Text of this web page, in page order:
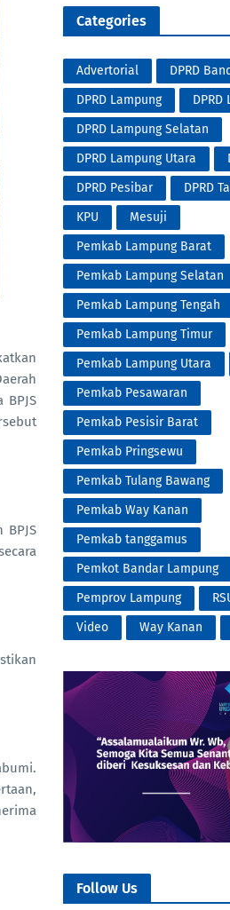
Categories
Advertorial
DPRD
DPRD Lampung
DPRD Lampung Selatan
DPRD Lampung Utara
DPRD Pesibar
DPRD
KPU
Mesuji
Pemkab Lampung Barat
Pemkab Lampung Selatan
Pemkab Lampung Tengah
Pemkab Lampung Timur
Pemkab Lampung Utara
Pemkab Pesawaran
Pemkab Pesisir Barat
Pemkab Pringsewu
Pemkab Tulang Bawang
Pemkab Way Kanan
Pemkab tanggamus
Pemkot Bandar Lampung
Pemprov Lampung
Video
Way Kanan
Follow Us